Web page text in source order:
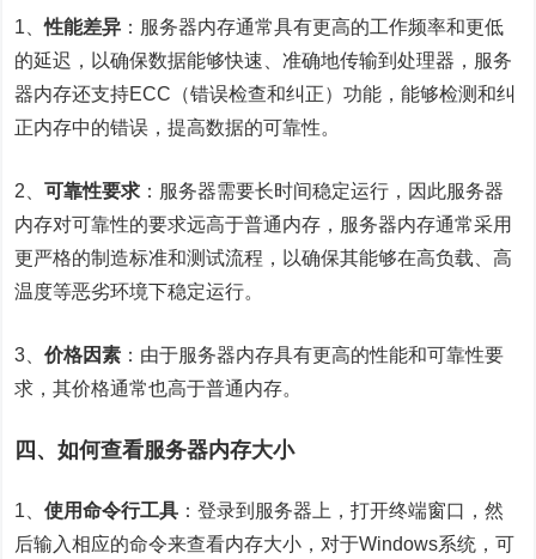
1、性能差异 ：服务器内存通常具有更高的工作频率和更低
的延迟，以确保数据能够快速、准确地传输到处理器，服务
器内存还支持ECC（错误检查和纠正）功能，能够检测和纠
正内存中的错误，提高数据的可靠性。
2、可靠性要求 ：服务器需要长时间稳定运行，因此服务器
内存对可靠性的要求远高于普通内存，服务器内存通常采用
更严格的制造标准和测试流程，以确保其能够在高负载、高
温度等恶劣环境下稳定运行。
3、价格因素 ：由于服务器内存具有更高的性能和可靠性要
求，其价格通常也高于普通内存。
四、如何查看服务器内存大小
1、使用命令行工具 ：登录到服务器上，打开终端窗口，然
后输入相应的命令来查看内存大小，对于Windows系统，可